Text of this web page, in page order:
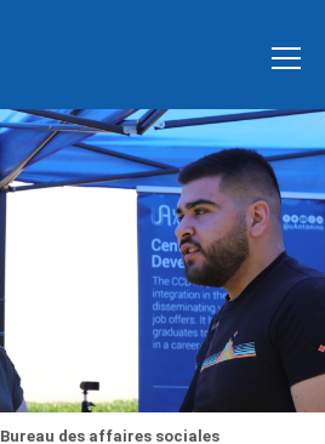
Bureau des affaires sociales